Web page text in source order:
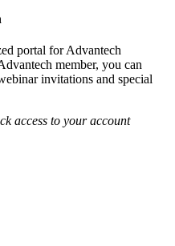
portal for Advantech
member, you can
invitations and special
access to your account